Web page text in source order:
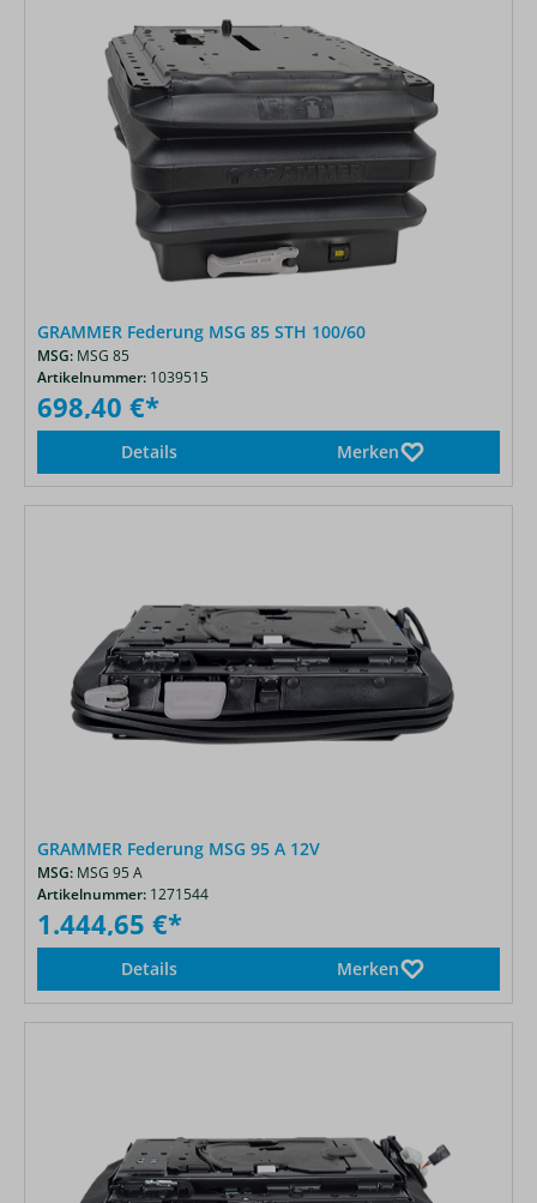
GRAMMER Federung MSG 85 STH 100/60
MSG: MSG 85
Artikelnummer: 1039515
698,40 €*
Details Merken
GRAMMER Federung MSG 95 A 12V
MSG: MSG 95 A
Artikelnummer: 1271544
1.444,65 €*
Details Merken